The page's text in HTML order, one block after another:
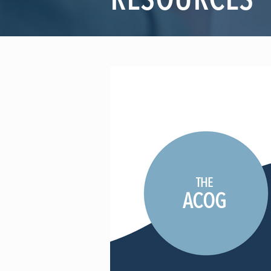
THE
ACOG